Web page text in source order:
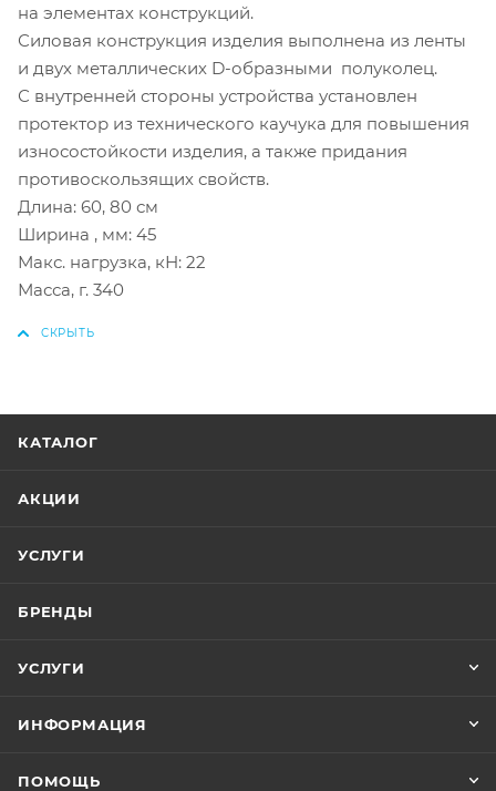
на элементах конструкций.
Силовая конструкция изделия выполнена из ленты
и двух металлических D-образными полуколец.
С внутренней стороны устройства установлен
протектор из технического каучука для повышения
износостойкости изделия, а также придания
противоскользящих свойств.
Длина: 60, 80 см
Ширина , мм: 45
Макс. нагрузка, кН: 22
Масса, г. 340
КАТАЛОГ
АКЦИИ
УСЛУГИ
БРЕНДЫ
УСЛУГИ
ИНФОРМАЦИЯ
ПОМОЩЬ